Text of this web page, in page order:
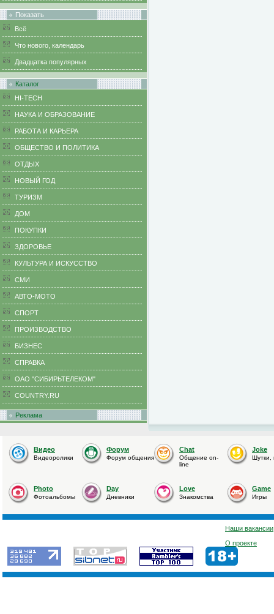
Показать
Всё
Что нового, календарь
Двадцатка популярных
Каталог
HI-TECH
НАУКА И ОБРАЗОВАНИЕ
РАБОТА И КАРЬЕРА
ОБЩЕСТВО И ПОЛИТИКА
ОТДЫХ
НОВЫЙ ГОД
ТУРИЗМ
ДОМ
ПОКУПКИ
ЗДОРОВЬЕ
КУЛЬТУРА И ИСКУССТВО
СМИ
АВТО-МОТО
СПОРТ
ПРОИЗВОДСТВО
БИЗНЕС
CПРАВКА
ОАО "СИБИРЬТЕЛЕКОМ"
COUNTRY.RU
Реклама
Видео
Видеоролики
Форум
Форум общения
Chat
Общение on-
line
Joke
Шутки,
Photo
Фотоальбомы
Day
Дневники
Love
Знакомства
Game
Игры
Наши вакансии
О проекте